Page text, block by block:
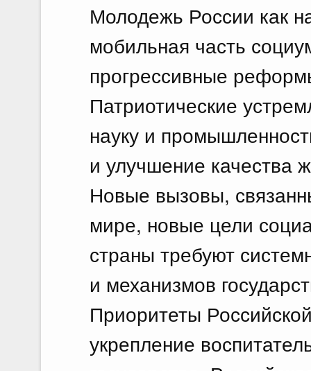
Молодежь России как
мобильная часть
прогрессивные
Патриотические
науку и
и улучшение качества
Новые вызовы,
мире, новые цели
страны требуют
и механизмов
Приоритеты
укрепление